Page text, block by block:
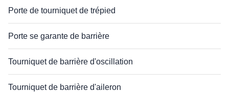
Porte de tourniquet de trépied
Porte se garante de barrière
Tourniquet de barrière d'oscillation
Tourniquet de barrière d'aileron